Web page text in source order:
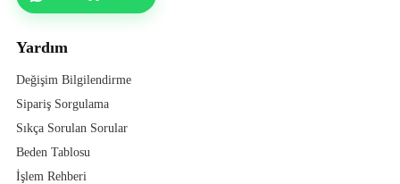
Yardım
Değişim Bilgilendirme
Sipariş Sorgulama
Sıkça Sorulan Sorular
Beden Tablosu
İşlem Rehberi